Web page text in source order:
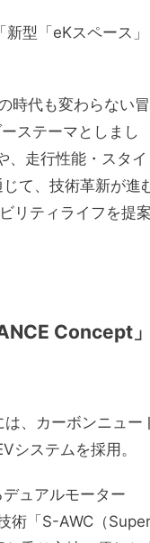
型「eKスペース」
時代も変わらない冒
ステーマとしまし
、走行性能・スタイ
て、技術革新が進
リティライフを提
Concept
、カーボンニュー
システムを採用。
ュアルモーター
術「S-AWC（